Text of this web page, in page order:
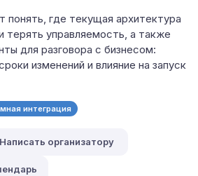
понять, где текущая архитектура
терять управляемость, а также
для разговора с бизнесом:
изменений и влияние на запуск
интеграция
организатору